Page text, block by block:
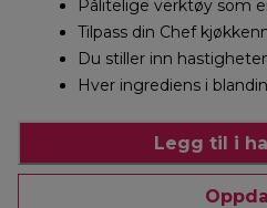
Pålitelige verktøy som
Tilpass din Chef
Du stiller inn
Hver ingrediens i
Legg til i